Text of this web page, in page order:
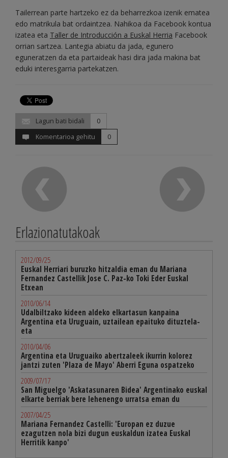
Tailerrean parte hartzeko ez da beharrezkoa izenik ematea
edo matrikula bat ordaintzea. Nahikoa da Facebook kontua
izatea eta Taller de Introducción a Euskal Herria Facebook
orrian sartzea. Lantegia abiatu da jada, egunero
eguneratzen da eta partaideak hasi dira jada makina bat
eduki interesgarria partekatzen.
Lagun bati bidali
0
Komentarioa gehitu
0
Erlazionatutakoak
2012/09/25
Euskal Herriari buruzko hitzaldia eman du Mariana
Fernandez Castellik Jose C. Paz-ko Toki Eder Euskal
Etxean
2010/06/14
Udalbiltzako kideen aldeko elkartasun kanpaina
Argentina eta Uruguain, uztailean epaituko dituztela-
eta
2010/04/06
Argentina eta Uruguaiko abertzaleek ikurrin kolorez
jantzi zuten 'Plaza de Mayo' Aberri Eguna ospatzeko
2009/07/17
San Miguelgo 'Askatasunaren Bidea' Argentinako euskal
elkarte berriak bere lehenengo urratsa eman du
2007/04/25
Mariana Fernandez Castelli: 'Europan ez duzue
ezagutzen nola bizi dugun euskaldun izatea Euskal
Herritik kanpo'